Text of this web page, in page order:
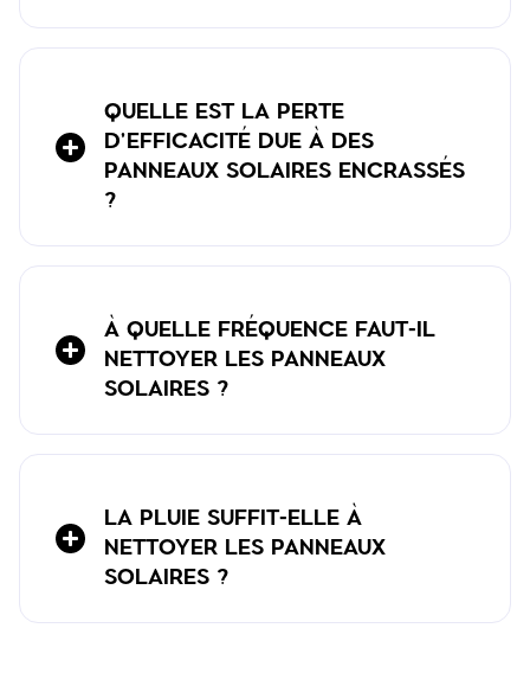
QUELLE EST LA PERTE
D'EFFICACITÉ DUE À DES
PANNEAUX SOLAIRES ENCRASSÉS
?
À QUELLE FRÉQUENCE FAUT-IL
NETTOYER LES PANNEAUX
SOLAIRES ?
LA PLUIE SUFFIT-ELLE À
NETTOYER LES PANNEAUX
SOLAIRES ?